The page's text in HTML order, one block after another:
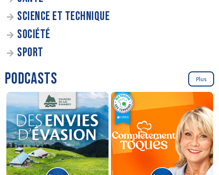
SCIENCE ET TECHNIQUE
SOCIÉTÉ
SPORT
PODCASTS Plus